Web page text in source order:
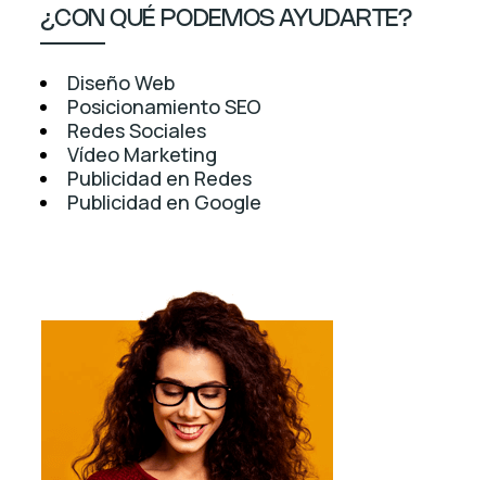
¿CON QUÉ PODEMOS AYUDARTE?
Diseño Web
Posicionamiento SEO
Redes Sociales
Vídeo Marketing
Publicidad en Redes
Publicidad en Google